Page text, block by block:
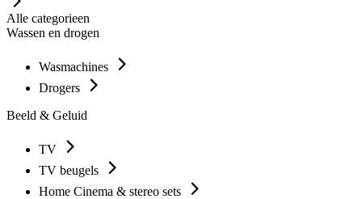
Alle categorieen
Wassen en drogen
Wasmachines
Drogers
Beeld & Geluid
TV
TV beugels
Home Cinema & stereo sets